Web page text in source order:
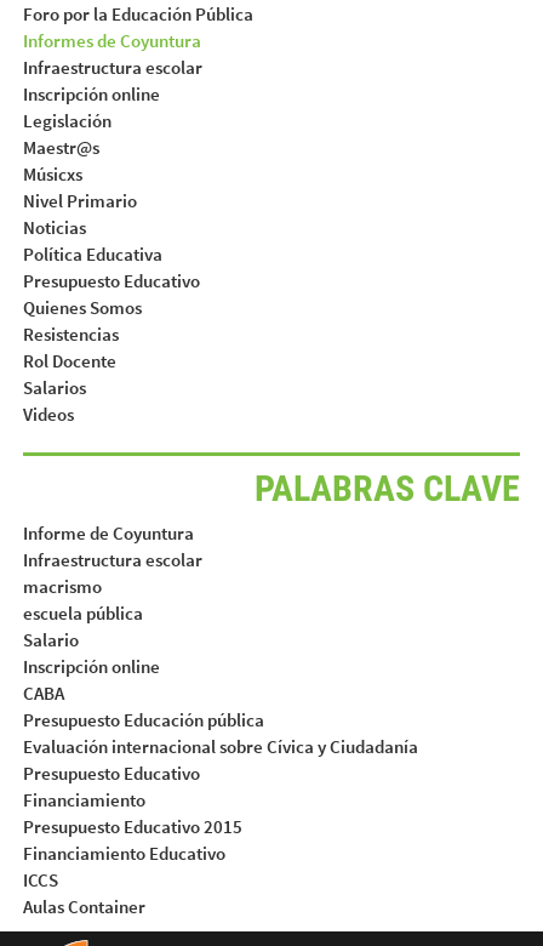
Foro por la Educación Pública
Informes de Coyuntura
Infraestructura escolar
Inscripción online
Legislación
Maestr@s
Músicxs
Nivel Primario
Noticias
Política Educativa
Presupuesto Educativo
Quienes Somos
Resistencias
Rol Docente
Salarios
Videos
PALABRAS CLAVE
Informe de Coyuntura
Infraestructura escolar
macrismo
escuela pública
Salario
Inscripción online
CABA
Presupuesto Educación pública
Evaluación internacional sobre Cívica y Ciudadanía
Presupuesto Educativo
Financiamiento
Presupuesto Educativo 2015
Financiamiento Educativo
ICCS
Aulas Container